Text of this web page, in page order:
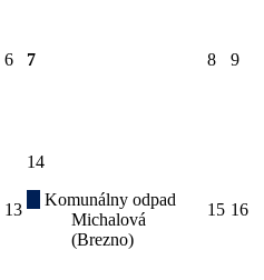
6 7 8 9
13
14
Komunálny odpad
Michalová
(Brezno)
15 16